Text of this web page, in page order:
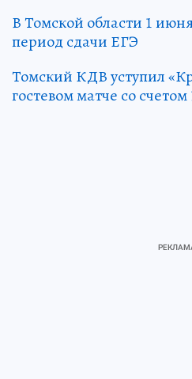
В Томской области 1
период сдачи ЕГЭ
Томский КДВ уступил
гостевом матче со счетом